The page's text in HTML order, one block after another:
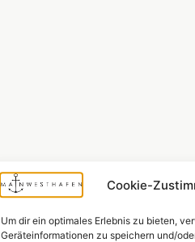
Cookie-
Um dir ein optimales Erlebnis zu bieten,
Geräteinformationen zu speichern und/